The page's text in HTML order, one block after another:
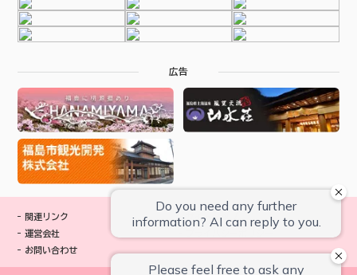
広告
関連リンク
運営会社
お問い合わせ
サイトマップ